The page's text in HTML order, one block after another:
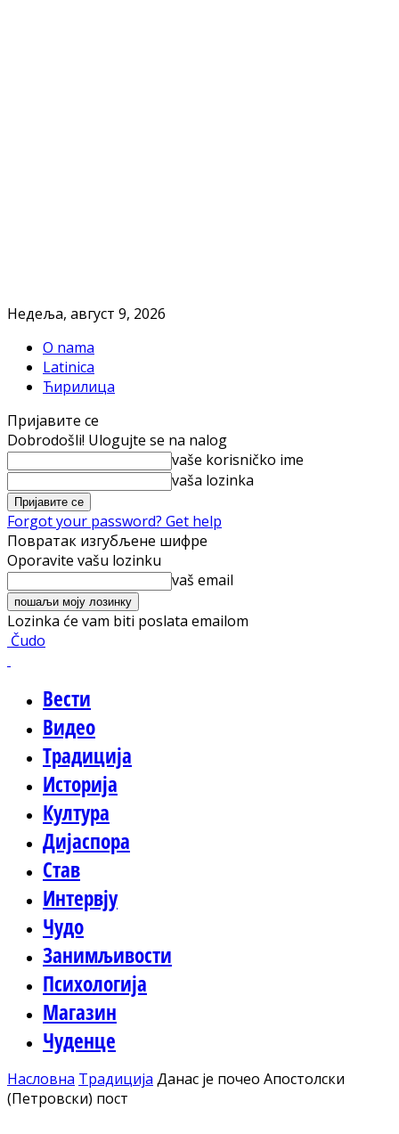
Недеља, август 9, 2026
O nama
Latinica
Ћирилица
Пријавите се
Dobrodošli! Ulogujte se na nalog
vaše korisničko ime
vaša lozinka
Forgot your password? Get help
Повратак изгубљене шифре
Oporavite vašu lozinku
vaš email
Lozinka će vam biti poslata emailom
Čudo
Вести
Видео
Традиција
Историја
Култура
Дијаспора
Став
Интервју
Чудо
Занимљивости
Психологија
Магазин
Чуденце
Насловна Традиција Данас је почео Апостолски
(Петровски) пост